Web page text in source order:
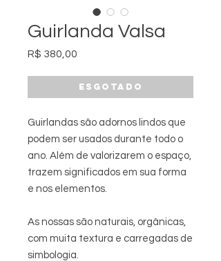
Guirlanda Valsa
R$ 380,00
Esgotado
Guirlandas são adornos lindos que
podem ser usados durante todo o
ano. Além de valorizarem o espaço,
trazem significados em sua forma
e nos elementos.
As nossas são naturais, orgânicas,
com muita textura e carregadas de
simbologia.